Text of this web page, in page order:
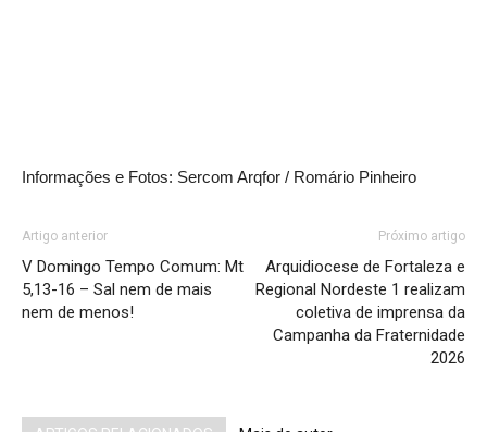
Informações e Fotos: Sercom Arqfor / Romário Pinheiro
Artigo anterior
V Domingo Tempo Comum: Mt
5,13-16 – Sal nem de mais
nem de menos!
Próximo artigo
Arquidiocese de Fortaleza e
Regional Nordeste 1 realizam
coletiva de imprensa da
Campanha da Fraternidade
2026